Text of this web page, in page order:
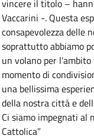
vincere il titolo –
Vaccarini -. Questa
consapevolezza delle
soprattutto abbiamo
un volano per
momento di
una bellissima
della nostra città e
Ci siamo impegnati al
Cattolica”